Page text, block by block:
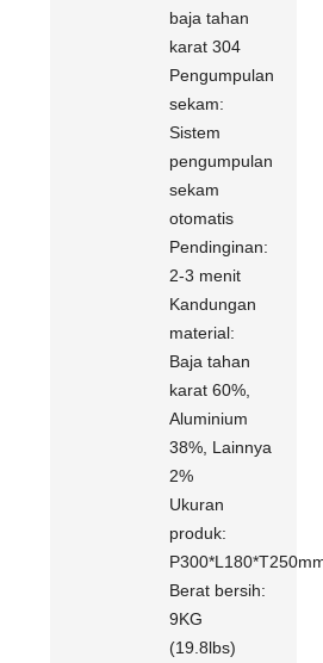
baja tahan
karat 304
Pengumpulan
sekam:
Sistem
pengumpulan
sekam
otomatis
Pendinginan:
2-3 menit
Kandungan
material:
Baja tahan
karat 60%,
Aluminium
38%, Lainnya
2%
Ukuran
produk:
Berat bersih:
9KG
(19.8lbs)